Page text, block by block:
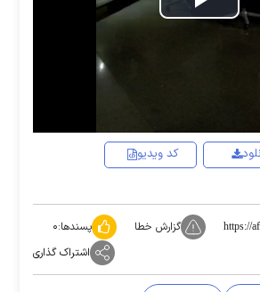
Play
کد ویدیو
https:// گزارش خطا پسندها:۰
اشتراک گذاری